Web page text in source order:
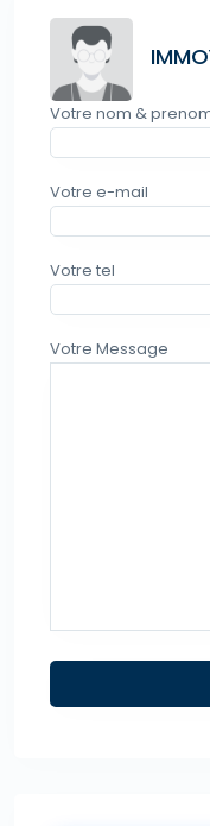
Votre nom &
Votre e-mail
Votre tel
Votre Message